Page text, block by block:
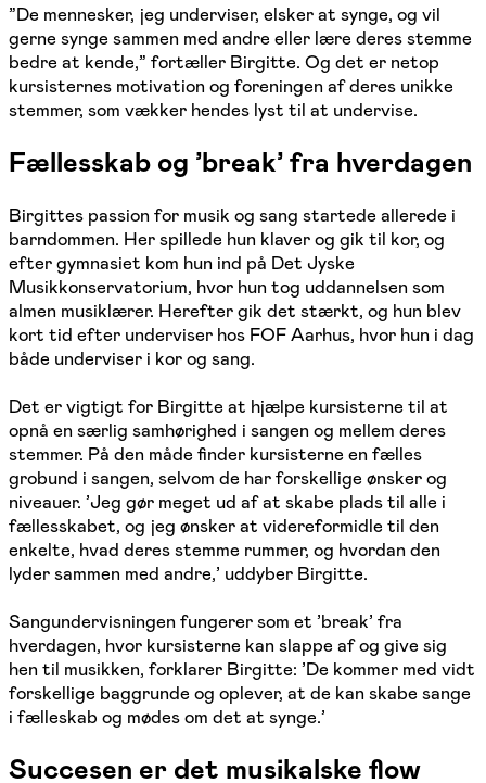
”De mennesker, jeg underviser, elsker at synge, og vil
gerne synge sammen med andre eller lære deres stemme
bedre at kende,” fortæller Birgitte. Og det er netop
kursisternes motivation og foreningen af deres unikke
stemmer, som vækker hendes lyst til at undervise.
Fællesskab og ’break’ fra hverdagen
Birgittes passion for musik og sang startede allerede i
barndommen. Her spillede hun klaver og gik til kor, og
efter gymnasiet kom hun ind på Det Jyske
Musikkonservatorium, hvor hun tog uddannelsen som
almen musiklærer. Herefter gik det stærkt, og hun blev
kort tid efter underviser hos FOF Aarhus, hvor hun i dag
både underviser i kor og sang.
Det er vigtigt for Birgitte at hjælpe kursisterne til at
opnå en særlig samhørighed i sangen og mellem deres
stemmer. På den måde finder kursisterne en fælles
grobund i sangen, selvom de har forskellige ønsker og
niveauer. ’Jeg gør meget ud af at skabe plads til alle i
fællesskabet, og jeg ønsker at videreformidle til den
enkelte, hvad deres stemme rummer, og hvordan den
lyder sammen med andre,’ uddyber Birgitte.
Sangundervisningen fungerer som et ’break’ fra
hverdagen, hvor kursisterne kan slappe af og give sig
hen til musikken, forklarer Birgitte: ’De kommer med vidt
forskellige baggrunde og oplever, at de kan skabe sange
i fælleskab og mødes om det at synge.’
Succesen er det musikalske flow